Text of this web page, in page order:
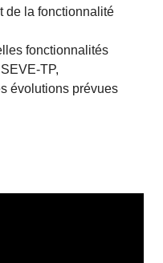
de la fonctionnalité
fonctionnalités
TP,
évolutions prévues